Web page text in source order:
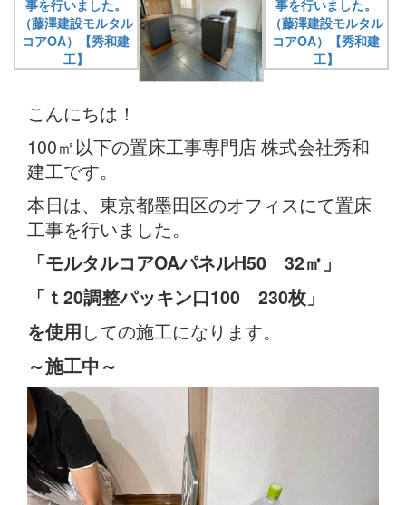
こんにちは！
100㎡以下の置床工事専門店 株式会社秀和
建工です。
本日は、東京都墨田区のオフィスにて置床
工事を行いました。
「モルタルコアOAパネルH50 32㎡」
「ｔ20調整パッキン口100 230枚」
を使用しての施工になります。
～施工中～